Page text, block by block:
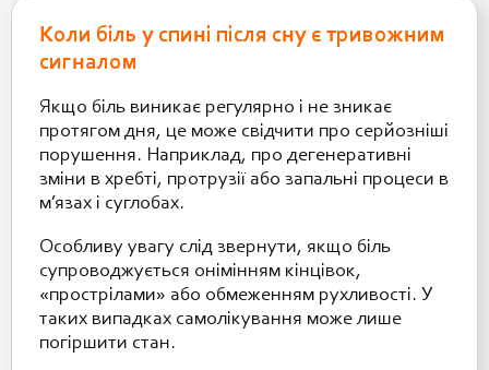
Коли біль у спині після сну є тривожним
сигналом
Якщо біль виникає регулярно і не зникає
протягом дня, це може свідчити про серйозніші
порушення. Наприклад, про дегенеративні
зміни в хребті, протрузії або запальні процеси в
м’язах і суглобах.
Особливу увагу слід звернути, якщо біль
супроводжується онімінням кінцівок,
«прострілами» або обмеженням рухливості. У
таких випадках самолікування може лише
погіршити стан.